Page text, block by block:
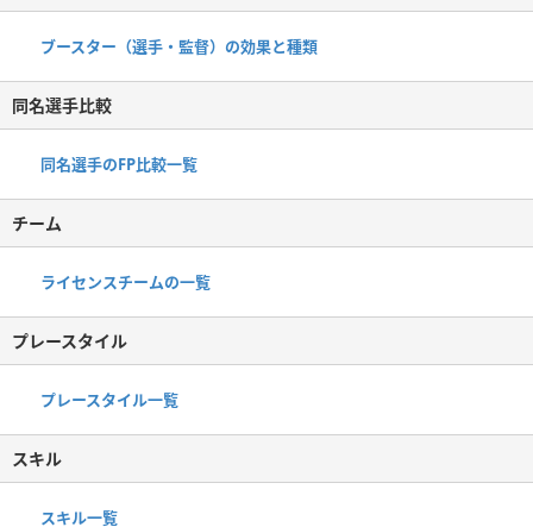
ブースター（選手・監督）の効果と種類
同名選手比較
同名選手のFP比較一覧
チーム
ライセンスチームの一覧
プレースタイル
プレースタイル一覧
スキル
スキル一覧